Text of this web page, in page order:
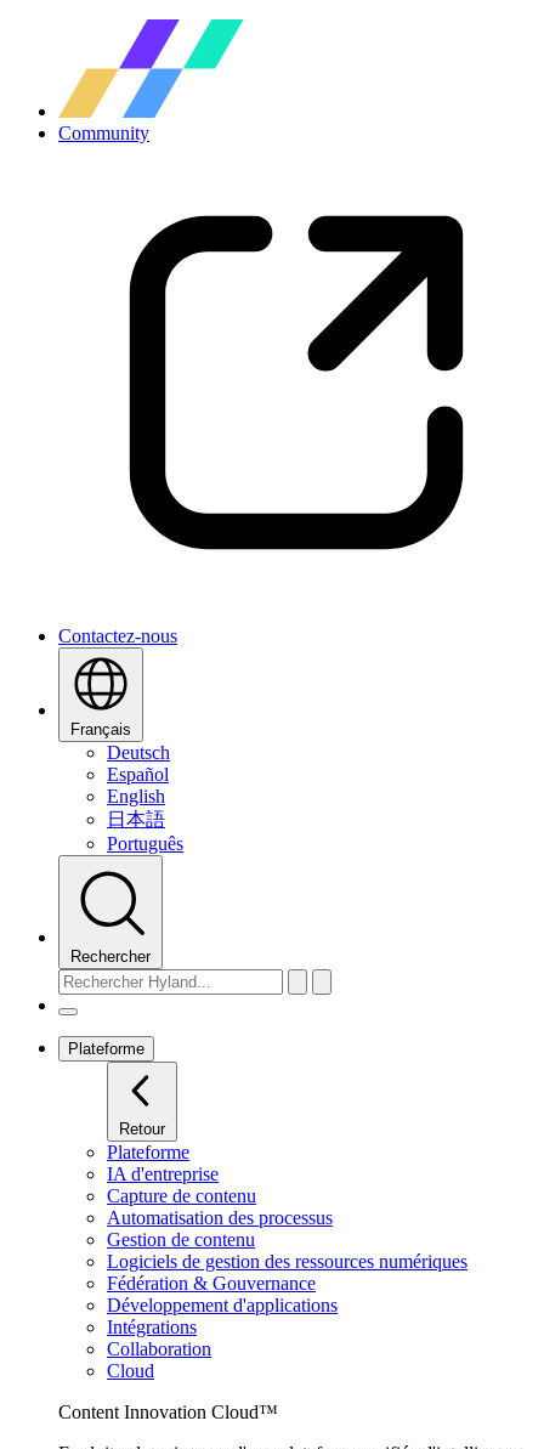
Community
Contactez-nous
Français
Deutsch
Español
English
日本語
Português
Rechercher
Plateforme
Retour
Plateforme
IA d'entreprise
Capture de contenu
Automatisation des processus
Gestion de contenu
Logiciels de gestion des ressources numériques
Fédération & Gouvernance
Développement d'applications
Intégrations
Collaboration
Cloud
Content Innovation Cloud™